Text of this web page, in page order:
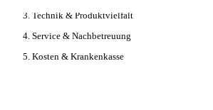
3. Technik & Produktvielfalt
4. Service & Nachbetreuung
5. Kosten & Krankenkasse